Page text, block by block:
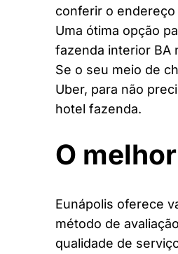
conferir o
Uma ótima opção
fazenda interior BA
Se o seu meio de
Uber, para não
hotel fazenda.
O
Eunápolis oferece
método de
qualidade de